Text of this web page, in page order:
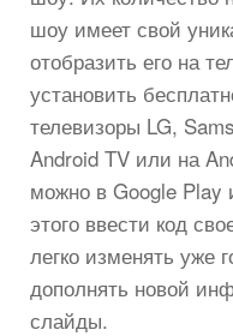
шоу имеет свой
отобразить его на
установить
телевизоры LG,
Android TV или на
можно в Google Play
этого ввести код
легко изменять уже
дополнять новой
слайды.